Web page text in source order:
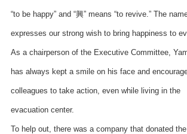
“to be happy” and “興” means “to revive.” The
expresses our strong wish to bring happiness to
As a chairperson of the Executive Committee,
has always kept a smile on his face and
colleagues to take action, even while living in the
evacuation center.
To help out, there was a company that donated the